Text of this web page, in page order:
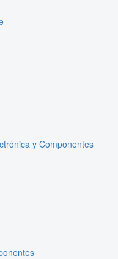
y Componentes